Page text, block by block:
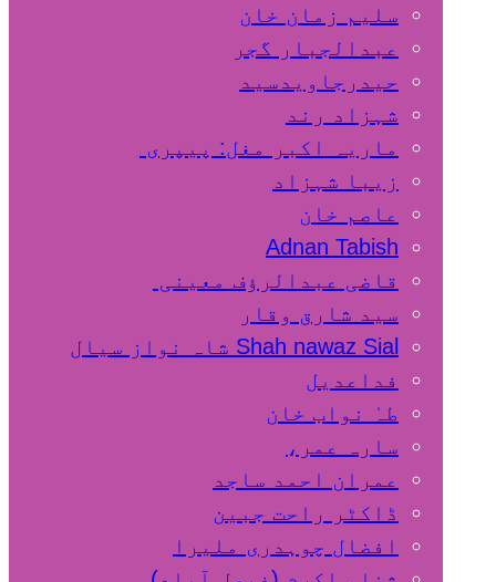
سلیم زمان خان
عبدالجبار گجر
حیدرجاویدسید
شہزاد رند
ماریہ اکبر مغل: پیپری
زیبا شہزاد
عاصم خان
Adnan Tabish
قاضی عبدالرؤف معینی
سید شارق وقار
Shah nawaz Sial شاہ نواز سیال
فداعدیل
طہٰ نواب خان
سارہ عمر،
عمران احمد ساجد
ڈاکٹر راحت جبین
افضال چوہدری ملیرا